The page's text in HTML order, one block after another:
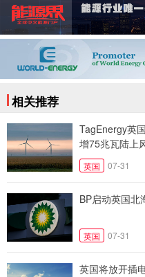
相关推荐
TagEnergy英
增75兆瓦陆上
英国 07-31
BP启动英国北
英国 07-31
英国将放开插